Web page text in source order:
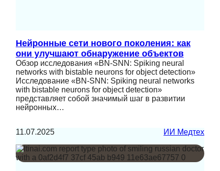
Нейронные сети нового поколения: как
они улучшают обнаружение объектов
Обзор исследования «BN-SNN: Spiking neural
networks with bistable neurons for object detection»
Исследование «BN-SNN: Spiking neural networks
with bistable neurons for object detection»
представляет собой значимый шаг в развитии
нейронных…
11.07.2025 ИИ Медтех